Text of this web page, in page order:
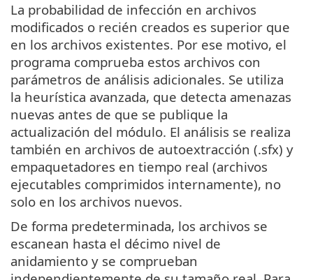
La probabilidad de infección en archivos
modificados o recién creados es superior que
en los archivos existentes. Por ese motivo, el
programa comprueba estos archivos con
parámetros de análisis adicionales. Se utiliza
la heurística avanzada, que detecta amenazas
nuevas antes de que se publique la
actualización del módulo. El análisis se realiza
también en archivos de autoextracción (.sfx) y
empaquetadores en tiempo real (archivos
ejecutables comprimidos internamente), no
solo en los archivos nuevos.
De forma predeterminada, los archivos se
escanean hasta el décimo nivel de
anidamiento y se comprueban